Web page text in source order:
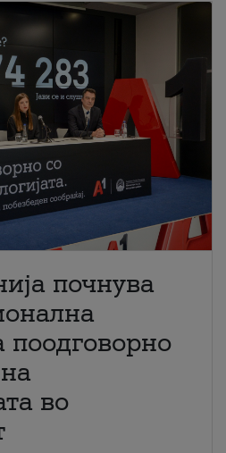
почнува
во